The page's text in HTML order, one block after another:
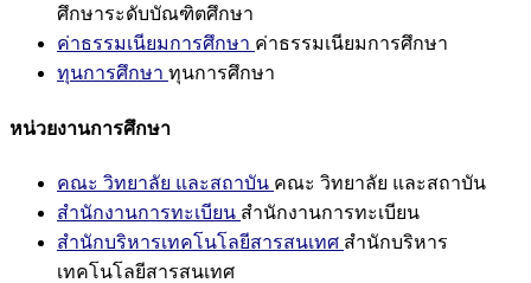
ศึกษาระดับบัณฑิตศึกษา
ค่าธรรมเนียมการศึกษา ค่าธรรมเนียมการศึกษา
ทุนการศึกษา ทุนการศึกษา
หน่วยงานการศึกษา
คณะ วิทยาลัย และสถาบัน คณะ วิทยาลัย และสถาบัน
สำนักงานการทะเบียน สำนักงานการทะเบียน
สำนักบริหารเทคโนโลยีสารสนเทศ สำนักบริหาร
เทคโนโลยีสารสนเทศ